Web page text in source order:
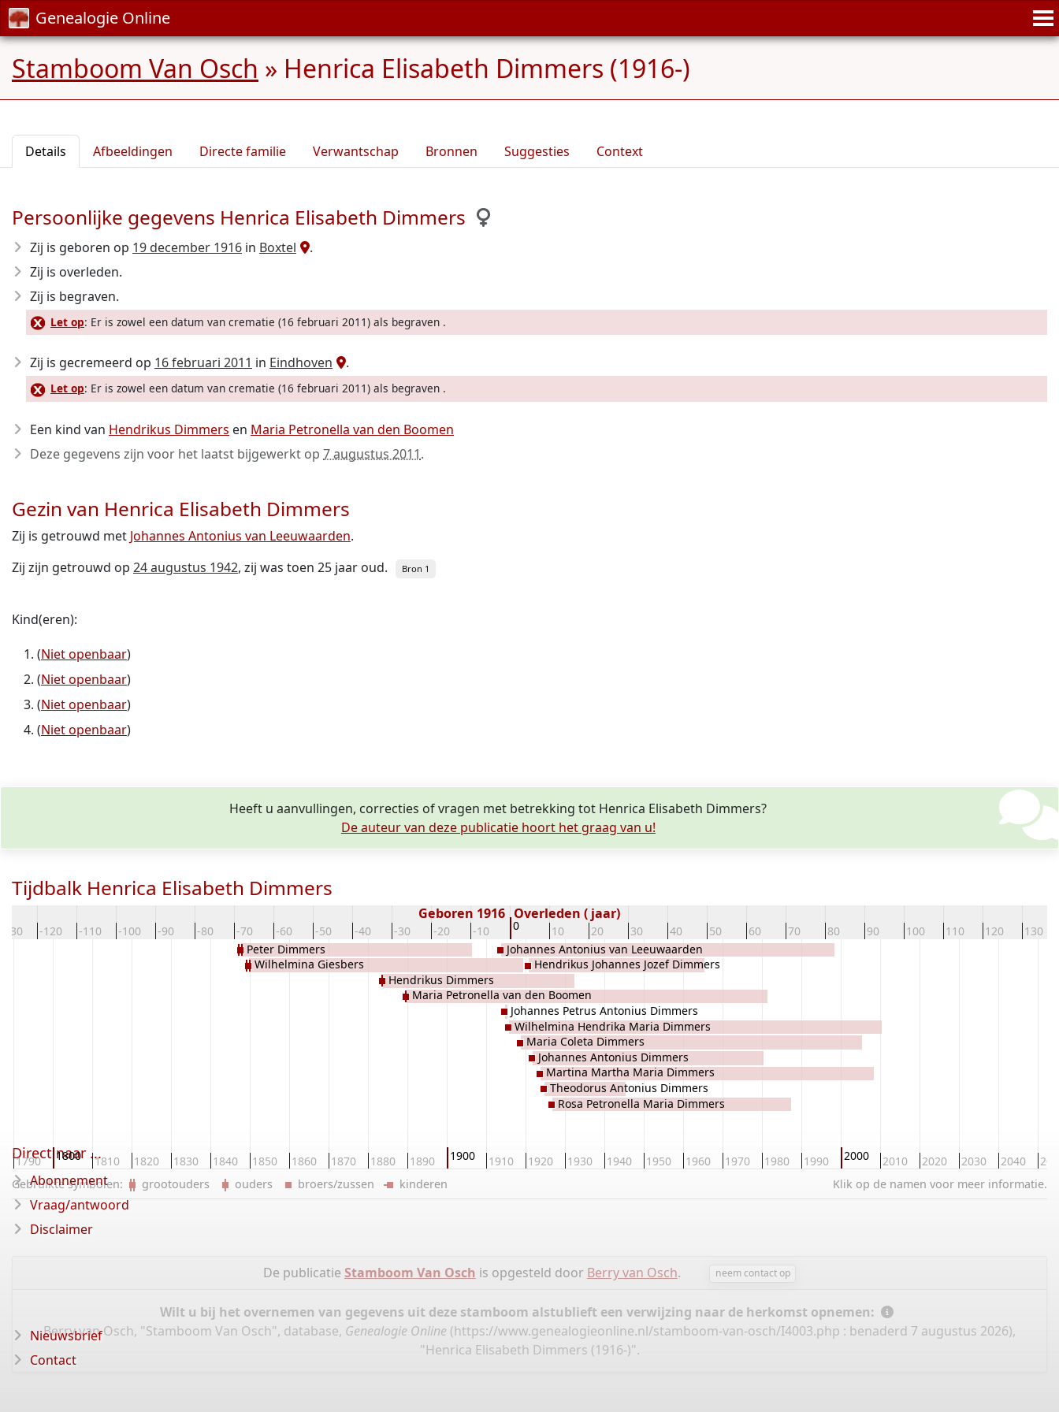
Genealogie Online
Stamboom Van Osch » Henrica Elisabeth Dimmers (1916-)
Details Afbeeldingen Directe familie Verwantschap Bronnen Suggesties Context
Persoonlijke gegevens Henrica Elisabeth Dimmers
Zij is geboren op 19 december 1916 in Boxtel
.
Zij is overleden.
Zij is begraven.
Let op: Er is zowel een datum van crematie (16 februari 2011) als begraven .
Zij is gecremeerd op 16 februari 2011 in Eindhoven .
Let op: Er is zowel een datum van crematie (16 februari 2011) als begraven .
Een kind van Hendrikus Dimmers en Maria Petronella van den Boomen
Deze gegevens zijn voor het laatst bijgewerkt op 7 augustus 2011.
Gezin van Henrica Elisabeth Dimmers
Zij is getrouwd met Johannes Antonius van Leeuwaarden.
Zij zijn getrouwd op 24 augustus 1942, zij was toen 25 jaar oud. Bron 1
Kind(eren):
(Niet openbaar)
(Niet openbaar)
(Niet openbaar)
(Niet openbaar)
Heeft u aanvullingen, correcties of vragen met betrekking tot Henrica Elisabeth Dimmers?
De auteur van deze publicatie hoort het graag van u!
Tijdbalk Henrica Elisabeth Dimmers
-130 -120 -110 -100 -90 -80 -70 -60 -50 -40 -30 -20 -10 0 10 20 30 40 50 60 70 80 90 100 110 120 130
Geboren 1916 Overleden ( jaar)
1790 1800 1810 1820 1830 1840 1850 1860 1870 1880 1890 1900 1910 1920 1930 1940 1950 1960 1970 1980 1990 2000 2010 2020 2030 2040
Peter Dimmers
Wilhelmina Giesbers
Hendrikus Dimmers
Maria Petronella van den Boomen
Johannes Antonius van Leeuwaarden
Johannes Petrus Antonius Dimmers
Wilhelmina Hendrika Maria Dimmers
Maria Coleta Dimmers
Hendrikus Johannes Jozef Dimmers
Johannes Antonius Dimmers
Martina Martha Maria Dimmers
Theodorus Antonius Dimmers
Rosa Petronella Maria Dimmers
Klik op de namen voor meer informatie.
Gebruikte symbolen: grootouders ouders broers/zussen kinderen
De publicatie Stamboom Van Osch is opgesteld door Berry van Osch. neem contact op
Wilt u bij het overnemen van gegevens uit deze stamboom alstublieft een verwijzing naar de herkomst opnemen:
Berry van Osch, "Stamboom Van Osch", database, Genealogie Online (https://www.genealogieonline.nl/stamboom-van-osch/I4003.php : benaderd 7 augustus 2026),
"Henrica Elisabeth Dimmers (1916-)".
Direct naar ...
Abonnement
Vraag/antwoord
Disclaimer
Nieuwsbrief
Contact